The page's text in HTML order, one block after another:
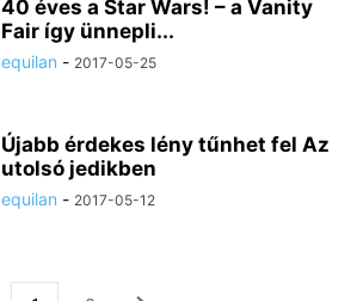
40 éves a Star Wars! – a Vanity
Fair így ünnepli...
equilan - 2017-05-25
Újabb érdekes lény tűnhet fel Az
utolsó jedikben
equilan - 2017-05-12